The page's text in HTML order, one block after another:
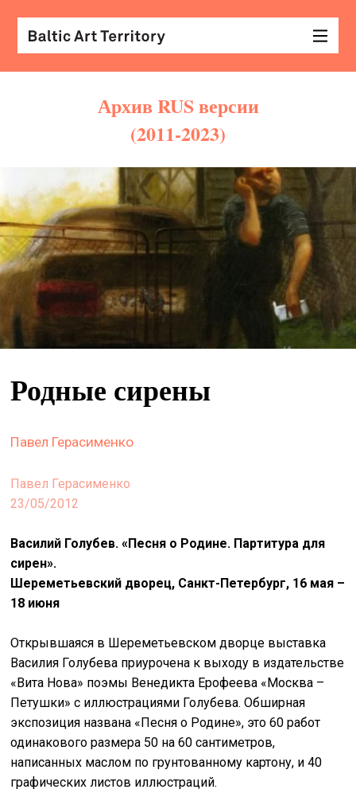
искать
Архив RUS версии
(2011-2023)
Родные сирены
Павел Герасименко
Павел Герасименко
23/05/2012
Василий Голубев. «Песня о Родине. Партитура для
сирен».
Шереметьевский дворец, Санкт-Петербург, 16 мая –
18 июня
Открывшаяся в Шереметьевском дворце выставка
Василия Голубева приурочена к выходу в издательстве
«Вита Нова» поэмы Венедикта Ерофеева «Москва –
Петушки» с иллюстрациями Голубева. Обширная
экспозиция названа «Песня о Родине», это 60 работ
одинакового размера 50 на 60 сантиметров,
написанных маслом по грунтованному картону, и 40
графических листов иллюстраций.